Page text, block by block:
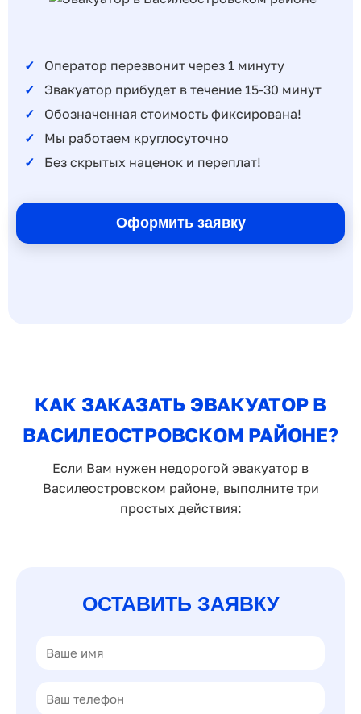
Оператор перезвонит через 1 минуту
Эвакуатор прибудет в течение 15-30 минут
Обозначенная стоимость фиксирована!
Мы работаем круглосуточно
Без скрытых наценок и переплат!
Оформить заявку
КАК ЗАКАЗАТЬ ЭВАКУАТОР В
ВАСИЛЕОСТРОВСКОМ РАЙОНЕ?
Если Вам нужен недорогой эвакуатор в
Василеостровском районе, выполните три
простых действия:
ОСТАВИТЬ ЗАЯВКУ